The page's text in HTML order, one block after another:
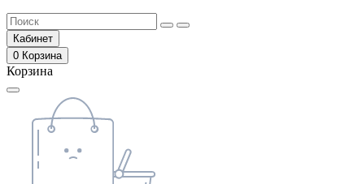
Кабинет
0 Корзина
Корзина